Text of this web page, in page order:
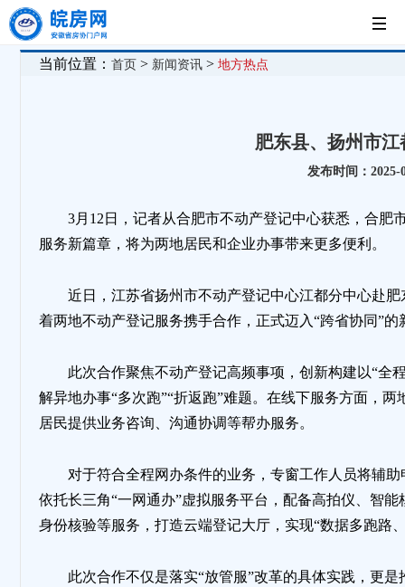
首
当前位置：首页 > 新闻资讯 >地方热点
肥东县、扬州市
发布时间：
3月12日，记者从合肥市不动产登记中心获悉，合肥
服务新篇章，将为两地居民和企业办事带来更多便利。
近日，江苏省扬州市不动产登记中心江都分中心赴
着两地不动产登记服务携手合作，正式迈入“跨省协同”的
此次合作聚焦不动产登记高频事项，创新构建以“全
解异地办事“多次跑”“折返跑”难题。在线下服务方面，
居民提供业务咨询、沟通协调等帮办服务。
对于符合全程网办条件的业务，专窗工作人员将辅
依托长三角“一网通办”虚拟服务平台，配备高拍仪、智
身份核验等服务，打造云端登记大厅，实现“数据多跑路
此次合作不仅是落实“放管服”改革的具体实践，更